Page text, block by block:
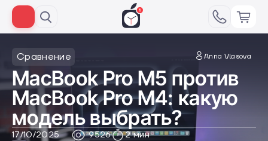
Сравнение Anna Vlasova
MacBook Pro M5 против
MacBook Pro M4: какую
модель выбрать?
17/10/2025 9526 2 мин